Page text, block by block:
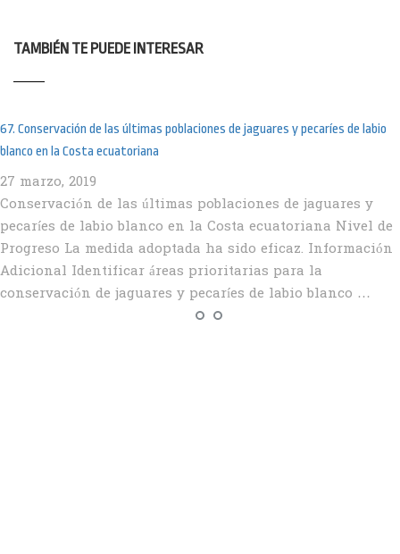
TAMBIÉN TE PUEDE INTERESAR
67. Conservación de las últimas poblaciones de jaguares y pecaríes de labio
blanco en la Costa ecuatoriana
27 marzo, 2019
Conservación de las últimas poblaciones de jaguares y
pecaríes de labio blanco en la Costa ecuatoriana Nivel de
Progreso La medida adoptada ha sido eficaz. Información
Adicional Identificar áreas prioritarias para la
conservación de jaguares y pecaríes de labio blanco …